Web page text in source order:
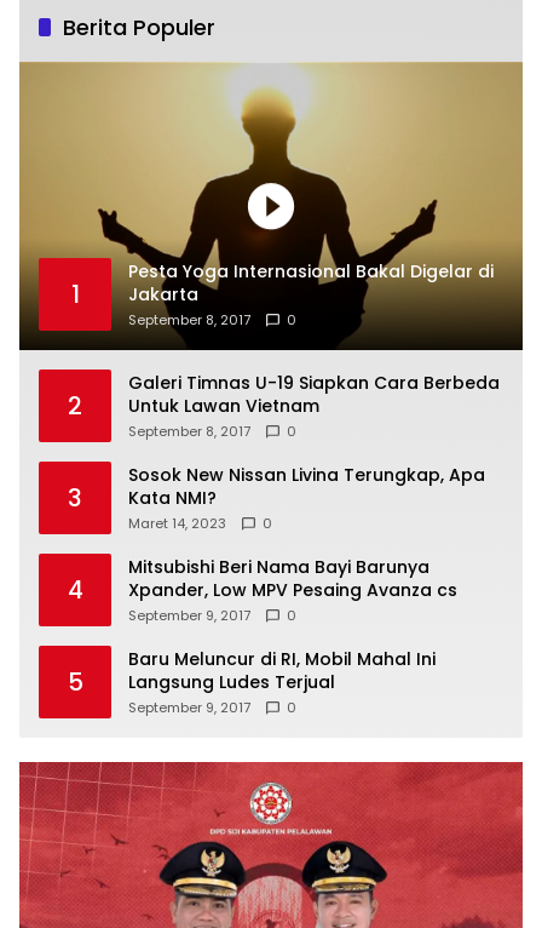
Berita Populer
1
Pesta Yoga Internasional Bakal Digelar di
Jakarta
September 8, 2017 0
2
Galeri Timnas U-19 Siapkan Cara Berbeda
Untuk Lawan Vietnam
September 8, 2017 0
3
Sosok New Nissan Livina Terungkap, Apa
Kata NMI?
Maret 14, 2023 0
4
Mitsubishi Beri Nama Bayi Barunya
Xpander, Low MPV Pesaing Avanza cs
September 9, 2017 0
5
Baru Meluncur di RI, Mobil Mahal Ini
Langsung Ludes Terjual
September 9, 2017 0